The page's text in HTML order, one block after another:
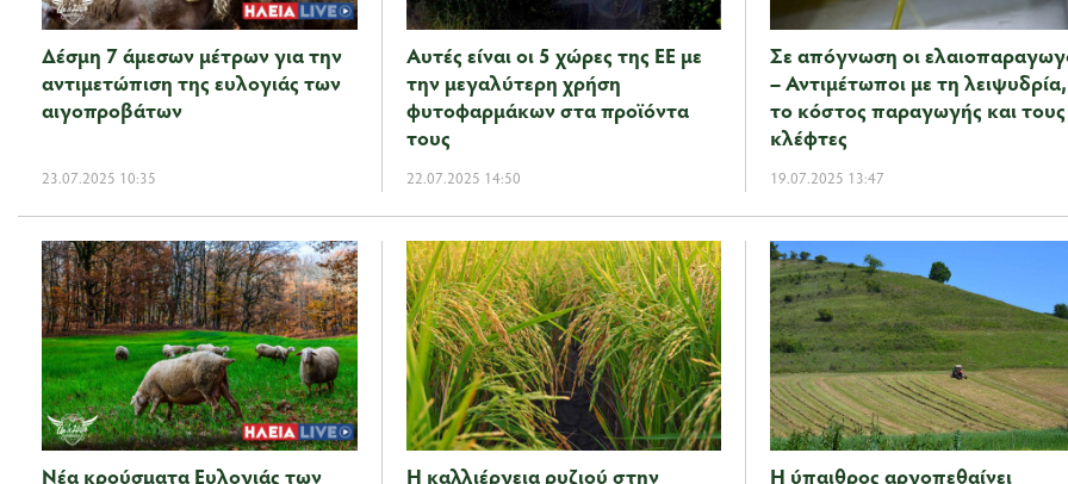
Δέσμη 7 άμεσων μέτρων για την
αντιμετώπιση της ευλογιάς των
αιγοπροβάτων
23.07.2025 10:35
Αυτές είναι οι 5 χώρες της ΕΕ με
την μεγαλύτερη χρήση
φυτοφαρμάκων στα προϊόντα
τους
22.07.2025 14:50
Σε απόγνωση οι
– Αντιμέτωποι με τη λειψυδρία,
το κόστος παραγωγής και τους
κλέφτες
19.07.2025 13:47
Νέα κρούσματα Ευλογιάς των
Η καλλιέργεια ρυζιού στην
Η ύπαιθρος αργοπεθαίνει